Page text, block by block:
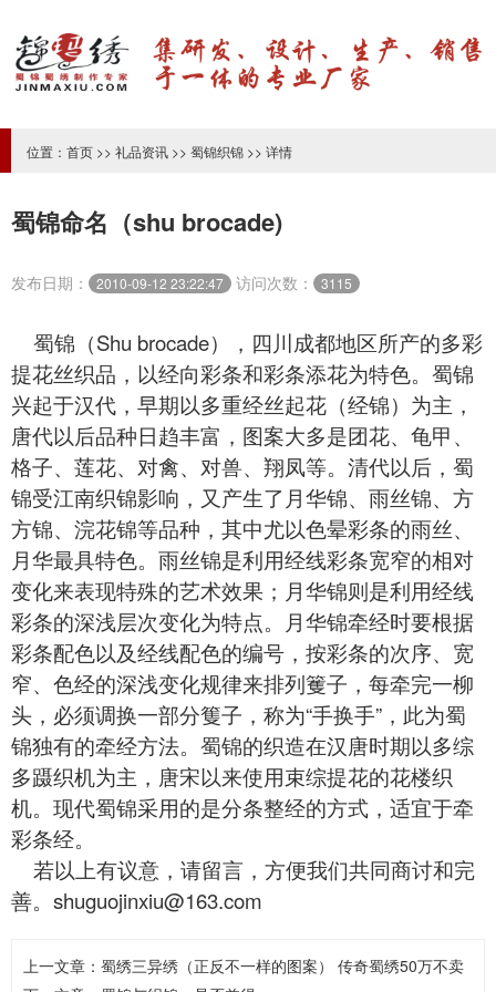
位置： 首页 >> 礼品资讯 >> 蜀锦织锦 >> 详情
蜀锦命名（shu brocade)
发布日期： 2010-09-12 23:22:47 访问次数： 3115
蜀锦（Shu brocade）， 四川成都地区所产的多彩
提花丝织品，以经向彩条和彩条添花为特色。 蜀锦
兴起于汉代，早期以多重经丝起花（经锦）为主，
唐代以后品种日趋丰富，图案大多是团花、龟甲、
格子、莲花、对禽、对兽、翔凤等。清代以后，蜀
锦受江南织锦影响，又产生了月华锦、雨丝锦、方
方锦、浣花锦等品种，其中尤以色晕彩条的雨丝、
月华最具特色。雨丝锦是利用经线彩条宽窄的相对
变化来表现特殊的艺术效果；月华锦则是利用经线
彩条的深浅层次变化为特点。月华锦牵经时要根据
彩条配色以及经线配色的编号，按彩条的次序、宽
窄、色经的深浅变化规律来排列籆子，每牵完一柳
头，必须调换一部分篗子，称为“手换手”，此为蜀
锦独有的牵经方法。蜀锦的织造在汉唐时期以多综
多蹑织机为主，唐宋以来使用束综提花的花楼织
机。现代蜀锦采用的是分条整经的方式，适宜于牵
彩条经。
若以上有议意，请留言，方便我们共同商讨和完
善。shuguojinxiu@163.com
上一文章： 蜀绣三异绣（正反不一样的图案） 传奇蜀绣50万不卖